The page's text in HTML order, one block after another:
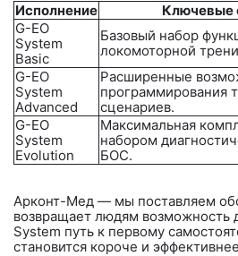
Исполнение
Ключевые
G-EO
System
Basic
Базовый набор
локомоторной
G-EO
System
Advanced
Расширенные
программирования
сценариев.
G-EO
System
Evolution
Максимальная
набором
БОС.
Арконт-Мед — мы поставляем
возвращает людям возможность
System путь к первому
становится короче и